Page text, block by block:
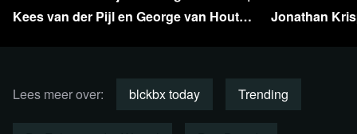
Meer informatie & tickets
Kees van der Pijl en George van Houts -
Jonathan
Lees meer over: blckbx today Trending